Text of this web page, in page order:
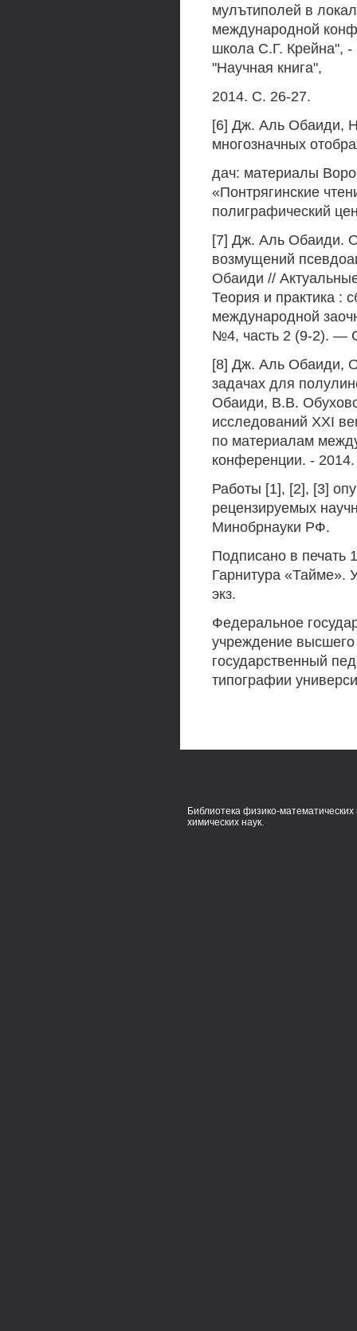
мулътиполей в
международной
школа С.Г. Крейна", -
"Научная книга",
2014. С. 26-27.
[6] Дж. Аль Обаиди,
многозначных
дач: материалы
«Понтрягинские
полиграфический
[7] Дж. Аль Обаиди.
возмущений
Обаиди //
Теория и практика :
международной
№4, часть 2 (9-2). —
[8] Дж. Аль Обаиди,
задачах для
Обаиди, В.В.
исследований XXI
по материалам
конференции. -
Работы [1], [2], [3]
рецензируемых
Минобрнауки РФ.
Подписано в печать
Гарнитура «Тайме».
экз.
Федеральное
учреждение
государственный
типографии
Библиотека физико-математических
химических наук.